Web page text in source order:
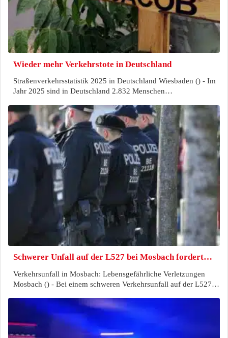
Wieder mehr Verkehrstote in Deutschland
Straßenverkehrsstatistik 2025 in Deutschland Wiesbaden () - Im
Jahr 2025 sind in Deutschland 2.832 Menschen…
Schwerer Unfall auf der L527 bei Mosbach fordert…
Verkehrsunfall in Mosbach: Lebensgefährliche Verletzungen
Mosbach () - Bei einem schweren Verkehrsunfall auf der L527…